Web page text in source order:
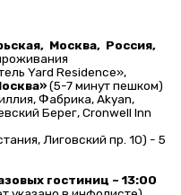
Москва, Россия,
Yard Residence»,
(5-7 минут пешком)
Фабрика, Akyan,
Берег, Cronwell Inn
Лиговский пр. 10) - 5
гостиниц ~ 13:00